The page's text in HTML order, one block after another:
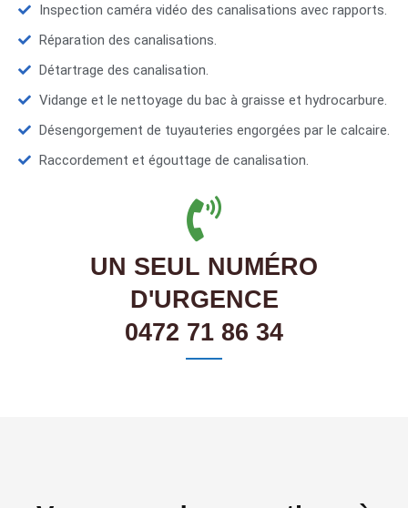
Inspection caméra vidéo des canalisations avec rapports.
Réparation des canalisations.
Détartrage des canalisation.
Vidange et le nettoyage du bac à graisse et hydrocarbure.
Désengorgement de tuyauteries engorgées par le calcaire.
Raccordement et égouttage de canalisation.
UN SEUL NUMÉRO
D'URGENCE
0472 71 86 34